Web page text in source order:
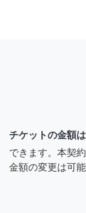
チケットの金額
できます。本契
金額の変更は可能